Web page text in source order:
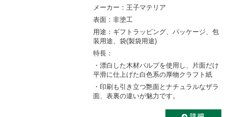
メーカー：王子マテリア
表面：非塗工
用途：ギフトラッピング、パッケージ、包
装用途、袋(製袋用途)
特長：
・漂白した木材パルプを使用し、片面だけ
平滑に仕上げた白色系の厚物クラフト紙
・印刷も引き立つ艶面とナチュラルなザラ
面、表裏の違いが魅力です。